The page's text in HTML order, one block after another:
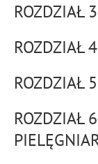
ROZDZIAŁ
ROZDZIAŁ
ROZDZIAŁ
ROZDZIAŁ